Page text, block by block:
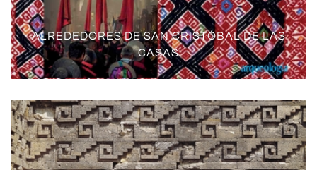
ALREDEDORES DE SAN CRISTÓBAL DE LAS
CASAS